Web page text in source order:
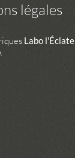
légales
Labo l'Éclate